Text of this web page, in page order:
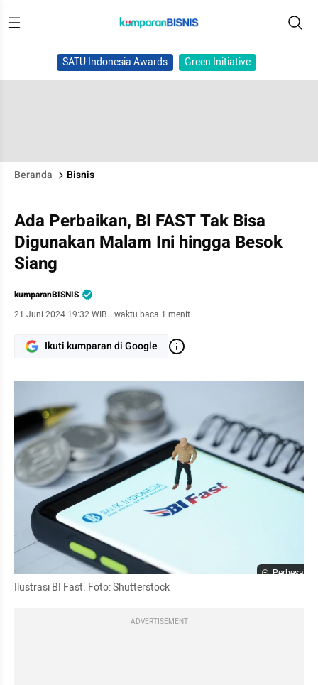
SATU Indonesia Awards Green Initiative
Beranda Bisnis
Ada Perbaikan, BI FAST Tak Bisa
Digunakan Malam Ini hingga Besok
Siang
kumparanBISNIS
21 Juni 2024 19:32 WIB · waktu baca 1 menit
Ikuti kumparan di Google
Perbesar
Ilustrasi BI Fast. Foto: Shutterstock
ADVERTISEMENT